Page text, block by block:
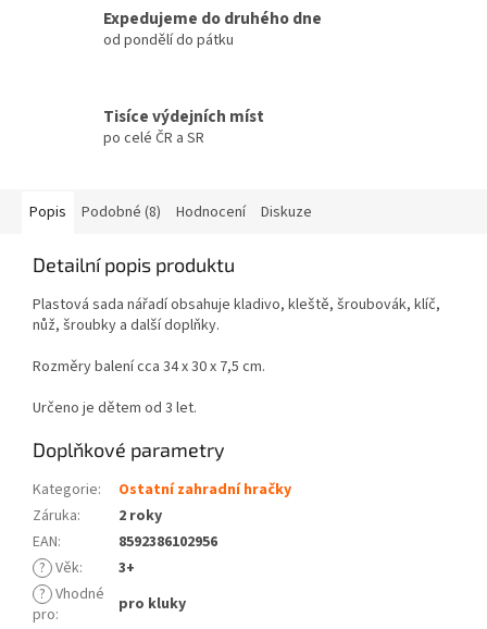
Expedujeme do druhého dne
od pondělí do pátku
Tisíce výdejních míst
po celé ČR a SR
Popis Podobné (8) Hodnocení Diskuze
Detailní popis produktu
Plastová sada nářadí obsahuje kladivo, kleště, šroubovák, klíč,
nůž, šroubky a další doplňky.
Rozměry balení cca 34 x 30 x 7,5 cm.
Určeno je dětem od 3 let.
Doplňkové parametry
Kategorie:
Ostatní zahradní hračky
Záruka:
2 roky
EAN:
8592386102956
? Věk:
3+
? Vhodné
pro:
pro kluky